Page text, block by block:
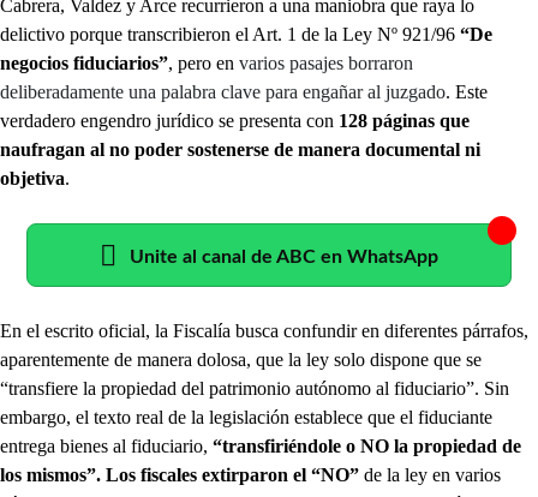
Cabrera, Valdez y Arce recurrieron a una maniobra que raya lo
delictivo porque transcribieron el Art. 1 de la Ley Nº 921/96 “De
negocios fiduciarios”, pero en varios pasajes borraron
deliberadamente una palabra clave para engañar al juzgado. Este
verdadero engendro jurídico se presenta con 128 páginas que
naufragan al no poder sostenerse de manera documental ni
objetiva.
Unite al canal de ABC en WhatsApp
En el escrito oficial, la Fiscalía busca confundir en diferentes párrafos,
aparentemente de manera dolosa, que la ley solo dispone que se
“transfiere la propiedad del patrimonio autónomo al fiduciario”. Sin
embargo, el texto real de la legislación establece que el fiduciante
entrega bienes al fiduciario, “transfiriéndole o NO la propiedad de
los mismos”. Los fiscales extirparon el “NO” de la ley en varios